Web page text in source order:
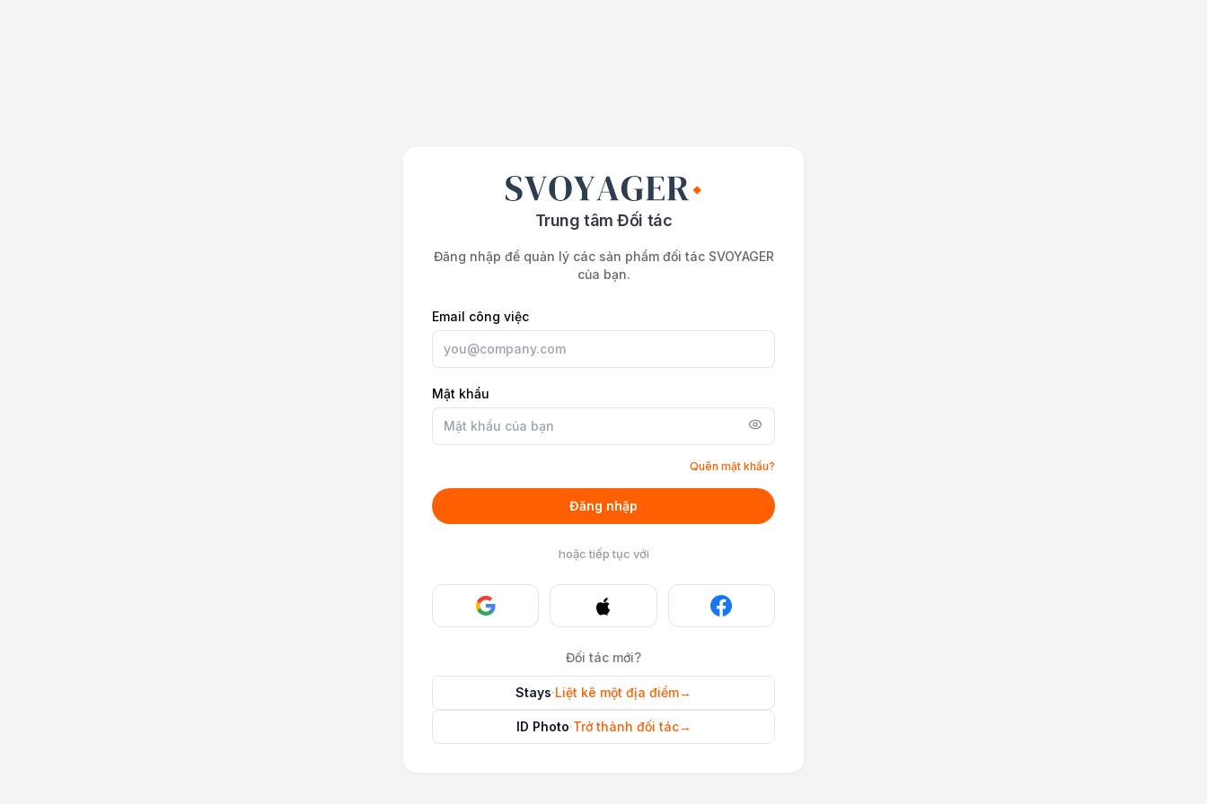
Trung tâm Đối tác
Đăng nhập để quản lý các sản phẩm đối tác SVOYAGER
của bạn.
Email công việc
Mật khẩu
Quên mật khẩu?
Đăng nhập
hoặc tiếp tục với
Đối tác mới?
Stays·Liệt kê một địa điểm→
ID Photo·Trở thành đối tác→